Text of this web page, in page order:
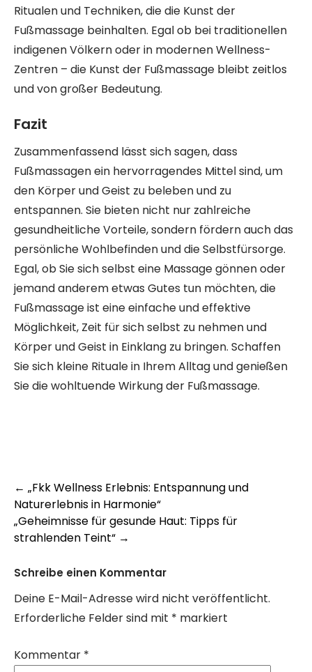
Ritualen und Techniken, die die Kunst der
Fußmassage beinhalten. Egal ob bei traditionellen
indigenen Völkern oder in modernen Wellness-
Zentren – die Kunst der Fußmassage bleibt zeitlos
und von großer Bedeutung.
Fazit
Zusammenfassend lässt sich sagen, dass
Fußmassagen ein hervorragendes Mittel sind, um
den Körper und Geist zu beleben und zu
entspannen. Sie bieten nicht nur zahlreiche
gesundheitliche Vorteile, sondern fördern auch das
persönliche Wohlbefinden und die Selbstfürsorge.
Egal, ob Sie sich selbst eine Massage gönnen oder
jemand anderem etwas Gutes tun möchten, die
Fußmassage ist eine einfache und effektive
Möglichkeit, Zeit für sich selbst zu nehmen und
Körper und Geist in Einklang zu bringen. Schaffen
Sie sich kleine Rituale in Ihrem Alltag und genießen
Sie die wohltuende Wirkung der Fußmassage.
Post
navigation
← „Fkk Wellness Erlebnis: Entspannung und
Naturerlebnis in Harmonie“
„Geheimnisse für gesunde Haut: Tipps für
strahlenden Teint“ →
Schreibe einen Kommentar
Deine E-Mail-Adresse wird nicht veröffentlicht.
Erforderliche Felder sind mit * markiert
Kommentar *